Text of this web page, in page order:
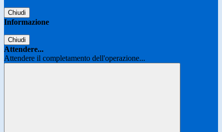
Chiudi
Informazione
Chiudi
Attendere...
Attendere il completamento dell'operazione...